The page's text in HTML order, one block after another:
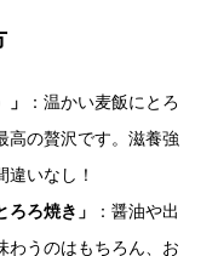
：温かい麦飯にとろ
高の贅沢です。滋養強
いなし！
ろ焼き」
：醤油や出
わうのはもちろん、お